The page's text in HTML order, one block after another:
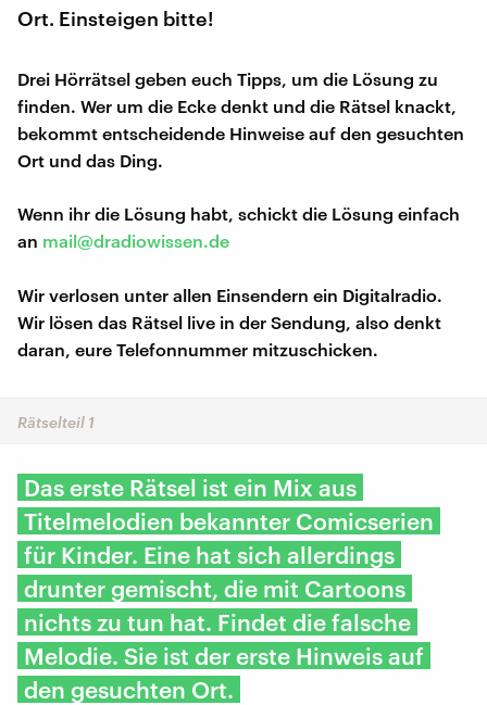
Ort. Einsteigen bitte!
Drei Hörrätsel geben euch Tipps, um die Lösung zu
finden. Wer um die Ecke denkt und die Rätsel knackt,
bekommt entscheidende Hinweise auf den gesuchten
Ort und das Ding.
Wenn ihr die Lösung habt, schickt die Lösung einfach
an mail@dradiowissen.de
Wir verlosen unter allen Einsendern ein Digitalradio.
Wir lösen das Rätsel live in der Sendung, also denkt
daran, eure Telefonnummer mitzuschicken.
Rätselteil 1
Das erste Rätsel ist ein Mix aus
Titelmelodien bekannter Comicserien
für Kinder. Eine hat sich allerdings
drunter gemischt, die mit Cartoons
nichts zu tun hat. Findet die falsche
Melodie. Sie ist der erste Hinweis auf
den gesuchten Ort.